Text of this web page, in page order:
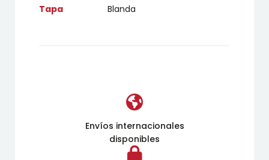
Tapa Blanda
Envíos internacionales
disponibles